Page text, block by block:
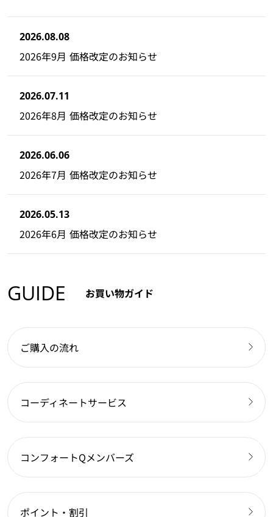
2026.08.08
2026年9月 価格改定のお知らせ
2026.07.11
2026年8月 価格改定のお知らせ
2026.06.06
2026年7月 価格改定のお知らせ
2026.05.13
2026年6月 価格改定のお知らせ
GUIDE お買い物ガイド
ご購入の流れ
コーディネートサービス
コンフォートQメンバーズ
ポイント・割引